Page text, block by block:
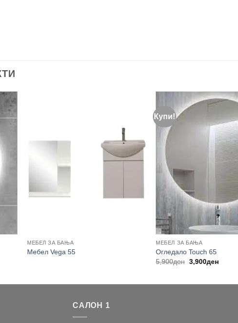
МЕБЕЛ ЗА БАЊА
Мебел Vega 55
Купи!
МЕБЕЛ ЗА БАЊА
Огледало Touch 65
5,900ден Original
3,900денCurrent
САЛОН 1